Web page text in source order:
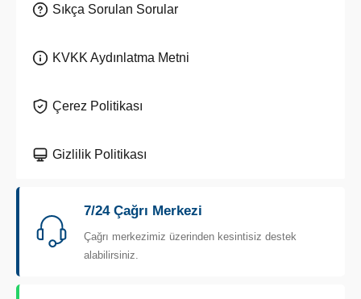
Sıkça Sorulan Sorular
KVKK Aydınlatma Metni
Çerez Politikası
Gizlilik Politikası
7/24 Çağrı Merkezi
Çağrı merkezimiz üzerinden kesintisiz destek
alabilirsiniz.